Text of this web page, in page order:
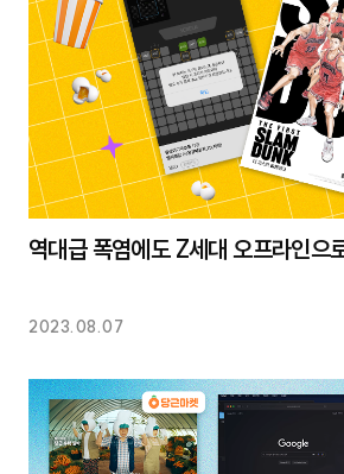
역대급 폭염에도 Z세대 오프라인으
2023.08.07